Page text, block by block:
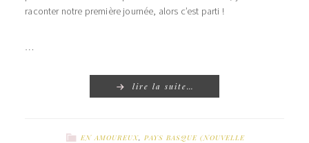
raconter notre première journée, alors c’est parti !
…
lire la suite…
EN AMOUREUX, PAYS BASQUE (NOUVELLE